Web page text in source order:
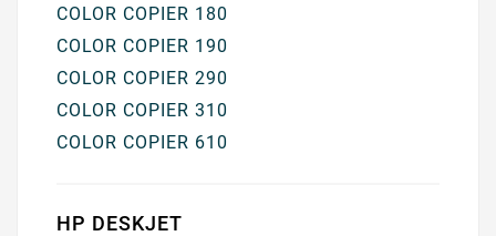
COLOR COPIER 180
COLOR COPIER 190
COLOR COPIER 290
COLOR COPIER 310
COLOR COPIER 610
HP DESKJET